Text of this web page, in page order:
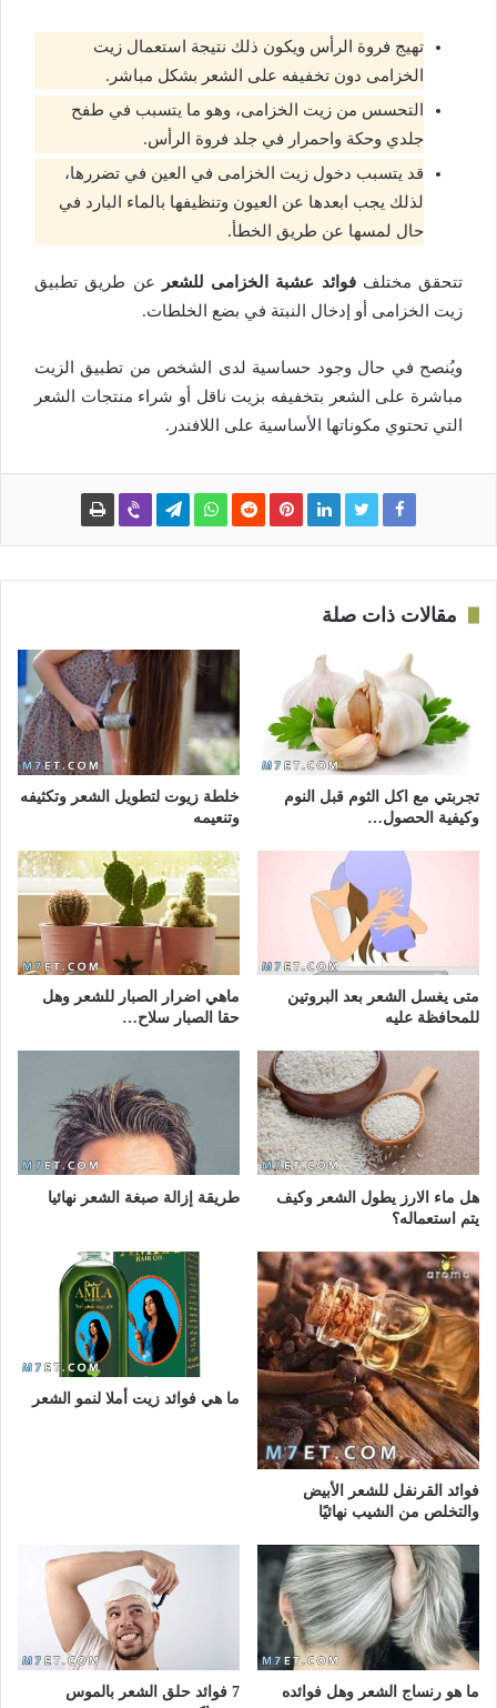
تهيج فروة الرأس ويكون ذلك نتيجة استعمال زيت
الخزامى دون تخفيفه على الشعر بشكل مباشر.
التحسس من زيت الخزامى، وهو ما يتسبب في طفح
جلدي وحكة واحمرار في جلد فروة الرأس.
قد يتسبب دخول زيت الخزامى في العين في تضررها،
لذلك يجب ابعدها عن العيون وتنظيفها بالماء البارد في
حال لمسها عن طريق الخطأ.
تتحقق مختلففوائد عشبة الخزامى للشعر
عن طريق تطبيق
زيت الخزامى أو إدخال النبتة في بضع الخلطات.
ويُنصح في حال وجود حساسية لدى الشخص من تطبيق الزيت
مباشرة على الشعر بتخفيفه بزيت ناقل أو شراء منتجات الشعر
التي تحتوي مكوناتها الأساسية على اللافندر.
مقالات ذات صلة
تجربتي مع اكل الثوم قبل النوم
وكيفية الحصول…
خلطة زيوت لتطويل الشعر وتكثيفه
وتنعيمه
متى يغسل الشعر بعد البروتين
للمحافظة عليه
ماهي اضرار الصبار للشعر وهل
حقا الصبار سلاح…
هل ماء الارز يطول الشعر وكيف
يتم استعماله؟
طريقة إزالة صبغة الشعر نهائيا
فوائد القرنفل للشعر الأبيض
والتخلص من الشيب نهائيًا
ما هي فوائد زيت أملا لنمو الشعر
ما هو رنساج الشعر وهل فوائده
7 فوائد حلق الشعر بالموس